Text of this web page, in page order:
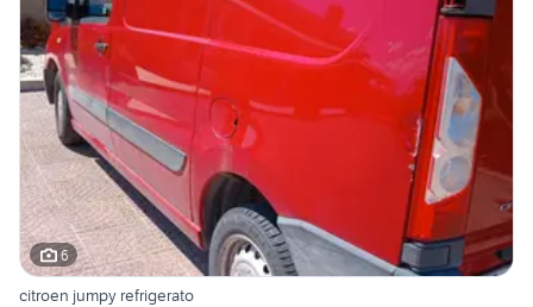
6
citroen jumpy refrigerato